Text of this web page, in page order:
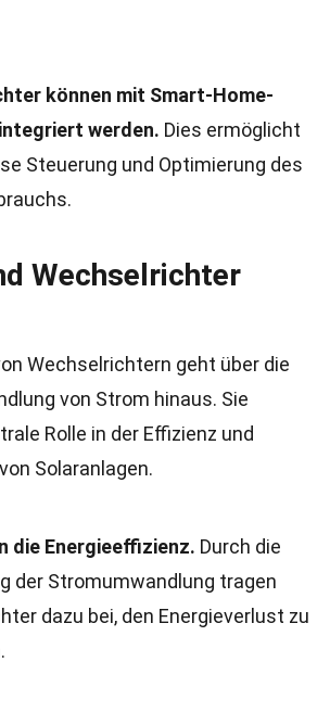
können mit Smart-Home-
werden. Dies ermöglicht
Steuerung und Optimierung des
Wechselrichter
Wechselrichtern geht über die
von Strom hinaus. Sie
Rolle in der Effizienz und
Solaranlagen.
die Energieeffizienz. Durch die
der Stromumwandlung tragen
dazu bei, den Energieverlust zu